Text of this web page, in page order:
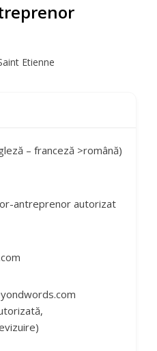
Etienne
– franceză >română)
antreprenor autorizat